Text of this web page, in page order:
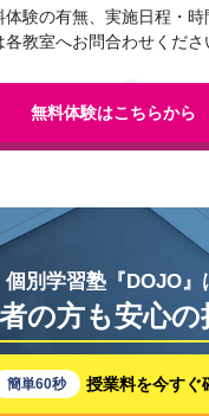
体験の有無、実施日程・時
各教室へお問合わせくださ
無料体験はこちらから
個別学習塾『DOJO』
の方も安心の
簡単60秒 授業料を今すぐ